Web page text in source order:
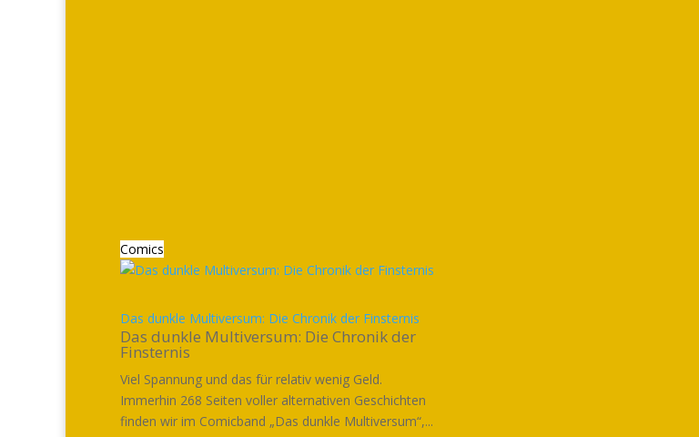
Comics
Das dunkle Multiversum: Die Chronik der Finsternis
Das dunkle Multiversum: Die Chronik der
Finsternis
Viel Spannung und das für relativ wenig Geld.
Immerhin 268 Seiten voller alternativen Geschichten
finden wir im Comicband „Das dunkle Multiversum“,...